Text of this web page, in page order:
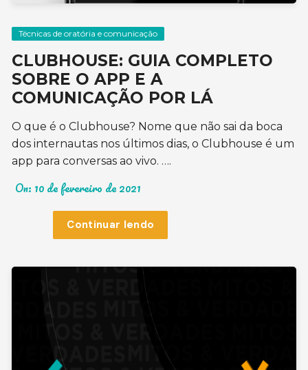
Técnicas de oratória e comunicação
CLUBHOUSE: GUIA COMPLETO
SOBRE O APP E A
COMUNICAÇÃO POR LÁ
O que é o Clubhouse? Nome que não sai da boca
dos internautas nos últimos dias, o Clubhouse é um
app para conversas ao vivo. ….
On: 10 de fevereiro de 2021
Continuar lendo